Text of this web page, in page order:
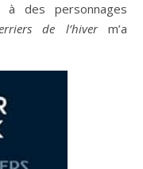
des personnages
de l’hiverm’a